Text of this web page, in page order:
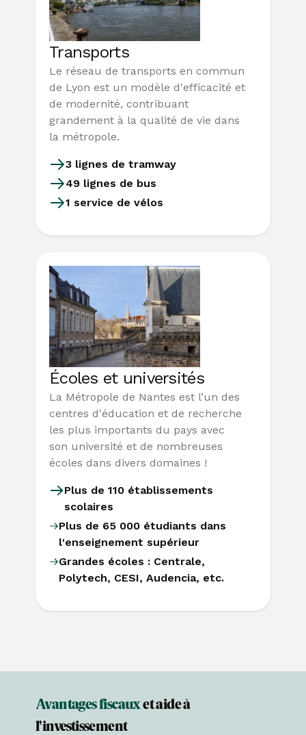
Transports
Le réseau de transports en commun
de Lyon est un modèle d'efficacité et
de modernité, contribuant
grandement à la qualité de vie dans
la métropole.
3 lignes de tramway
49 lignes de bus
1 service de vélos
Écoles et universités
La Métropole de Nantes est l’un des
centres d'éducation et de recherche
les plus importants du pays avec
son université et de nombreuses
écoles dans divers domaines !
Plus de 110 établissements
scolaires
Plus de 65 000 étudiants dans
l'enseignement supérieur
Grandes écoles : Centrale,
Polytech, CESI, Audencia, etc.
Avantages fiscauxet aide à
l'investissement